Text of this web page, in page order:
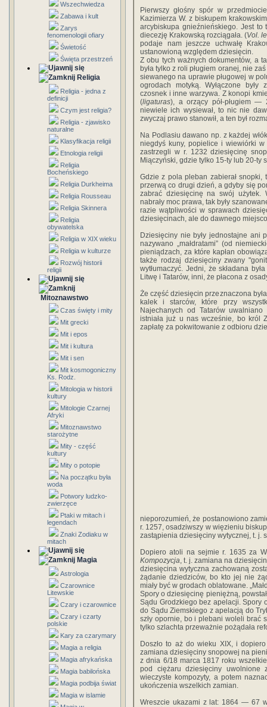
Wszechwiedza
Zabawa i kult
Zarys
fenomenologii ofiary
Świetość
Święta przestrzeń
Religia
Religia - jedna z
definicji
Czym jest religia?
Religia - zjawisko
naturalne
Klasyfikacja religii
Etnologia religii
Religia
Bocheńskiego
Religia Durkheima
Religia Rousseau
Religia Skinnera
Religia
obywatelska
Religia w XIX wieku
Religia w kulturze
Rozwój historii
religii
Mitoznawstwo
Czas święty i mity
Mit grecki
Mit i epos
Mit i kultura
Mit i sen
Mit kosmogoniczny
Ks. Rodz.
Mitologia w historii
kultury
Mitologie Czarnej
Afryki
Mitoznawstwo
starożytne
Mity - część
kultury
Mity o potopie
Na początku była
woda
Potwory ludzko-
zwierzęce
Ptaki w mitach i
legendach
Znaki Zodiaku w
mitach
Magia
Astrologia
Czarownice
Litewskie
Czary i czarownice
Czary i czarty
polskie
Kary za czarymary
Magia a religia
Magia afrykańska
Magia babilońska
Magia podbija świat
Magia w islamie
Pierwszy głośny spór w
Kazimierza W. z biskupem
arcybiskupa gnieźnieńskiego. Jest
diecezję Krakowską rozciągała. (Vol.
podaje nam jeszcze uchwałę
ustanowioną względem dziesięcin.
Z obu tych ważnych dokumentów, a
była tylko z roli pługiem oranej, nie
siewanego na uprawie pługowej w
ogrodach motyką. Wyłączone
czosnek i inne warzywa. Z konopi
(ligaturas), a orzący pół-pługiem —
niewiele ich wysiewał, to nic nie
zwyczaj prawo stanowił, a ten był
Na Podlasiu dawano np. z każdej
niegdyś kuny, popielice i wiewiórki
zastrzegli w r. 1232 dziesięcinę
Miączyński, gdzie tylko 15-ty lub 20-ty
Gdzie z pola pleban zabierał snopki,
przerwą co drugi dzień, a gdyby się
zabrać dziesięcinę na swój użytek.
nabrały moc prawa, tak były
razie wątpliwości w sprawach
dziesięcinach, ale do dawnego
Dziesięciny nie były jednostajne ani
nazywano „małdratami” (od
pieniądzach, za które kapłan
także rodzaj dziesięciny zwany
wytłumaczyć. Jedni, że składana
Litwę i Tatarów, inni, że płacona z
Że część dziesięcin przeznaczona
kalek i starców, które przy
Najechanych od Tatarów
istniała już u nas wcześnie, bo król
zapłatę za pokwitowanie z odbioru
nieporozumień, że postanowiono
r. 1257, osadziwszy w więzieniu
zastąpienia dziesięciny wytycznej, t. j.
Dopiero atoli na sejmie r. 1635 za
Kompozycja, t. j. zamiana na
dziesięcina wytyczna zachowaną
żądanie dziedziców, bo kto jej nie
miały być w grodach oblatowane.
Spory o dziesięcinę pieniężną,
Sądu Grodzkiego bez apelacji. Spory
do Sądu Ziemskiego z apelacją do
szły opornie, bo i plebani woleli brać
tylko szlachta przeważnie pożądała
Doszło to aż do wieku XIX, i
zamiana dziesięciny snopowej na
z dnia 6/18 marca 1817 roku
pod ciężaru dziesięciny uwolnione
wieczyste kompozyty, a potem
ukończenia wszelkich zamian.
Wreszcie ukazami z lat: 1864 — 67